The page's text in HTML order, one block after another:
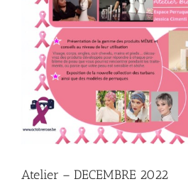
Atelier – DECEMBRE 2022